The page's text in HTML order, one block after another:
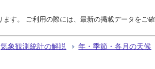
す。 ご利用の際には、最新の掲載データをご
気象観測統計の解説 年・季節・各月の天候